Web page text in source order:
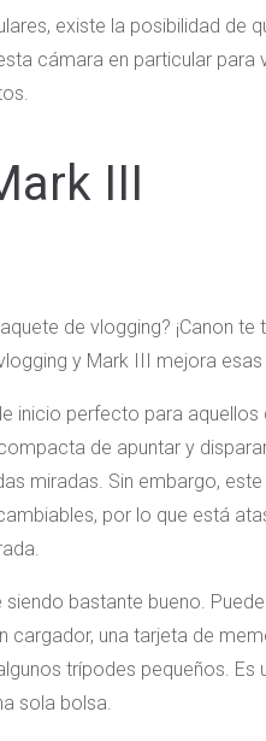
existe la posibilidad de
cámara en particular para
III
de vlogging? ¡Canon
y Mark III mejora
inicio perfecto para
de apuntar y
miradas. Sin embargo,
por lo que está
bastante bueno.
cargador, una tarjeta de
trípodes pequeños.
sola bolsa.